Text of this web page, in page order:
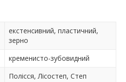
екстенсивний, пластичний,
зерно
кременисто-зубовидний
Полісся, Лісостеп, Степ